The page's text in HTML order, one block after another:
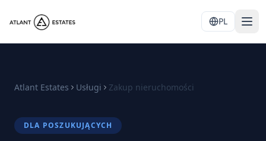
PL
Atlant Estates Usługi Zakup nieruchomości
DLA POSZUKUJĄCYCH